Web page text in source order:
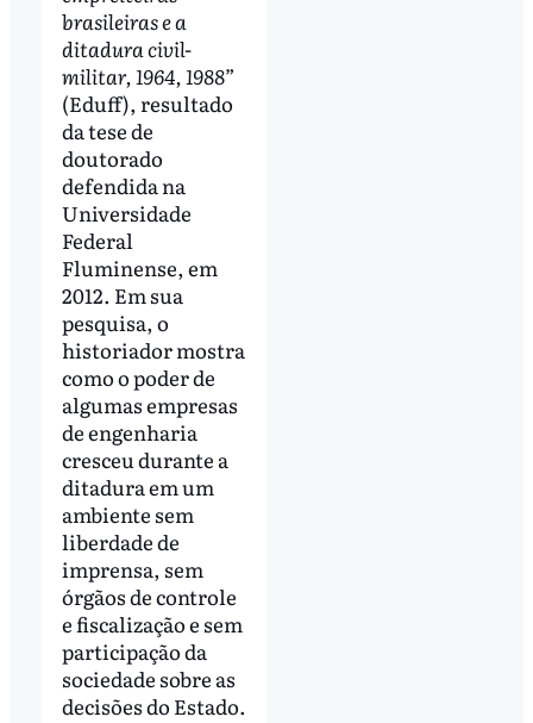
brasileiras e a
ditadura civil-
militar, 1964, 1988”
(Eduff), resultado
da tese de
doutorado
defendida na
Universidade
Federal
Fluminense, em
2012. Em sua
pesquisa, o
historiador mostra
como o poder de
algumas empresas
de engenharia
cresceu durante a
ditadura em um
ambiente sem
liberdade de
imprensa, sem
órgãos de controle
e fiscalização e sem
participação da
sociedade sobre as
decisões do Estado.